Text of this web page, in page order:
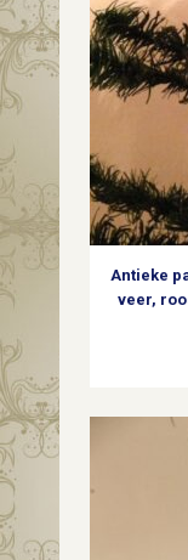
in
gepatineerd
zilver
met
bloem
1e
kwart
Antieke
veer,